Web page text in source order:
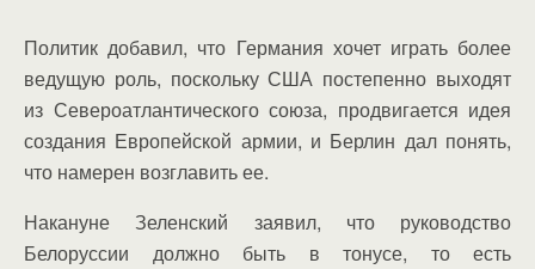
Политик добавил, что Германия хочет играть более
ведущую роль, поскольку США постепенно выходят
из Североатлантического союза, продвигается идея
создания Европейской армии, и Берлин дал понять,
что намерен возглавить ее.
Накануне Зеленский заявил, что руководство
Белоруссии должно быть в тонусе, то есть